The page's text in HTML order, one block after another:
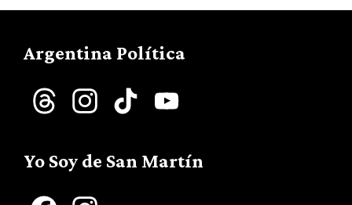
Argentina Política
Threads InstagramTikTok
Yo Soy de San Martín